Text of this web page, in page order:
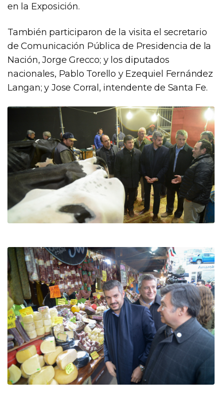
en la Exposición.
También participaron de la visita el secretario
de Comunicación Pública de Presidencia de la
Nación, Jorge Grecco; y los diputados
nacionales, Pablo Torello y Ezequiel Fernández
Langan; y Jose Corral, intendente de Santa Fe.